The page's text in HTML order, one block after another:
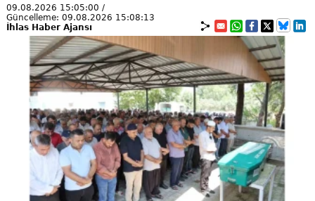
09.08.2026 15:05:00 /
Güncelleme: 09.08.2026 15:08:13
İhlas Haber Ajansı